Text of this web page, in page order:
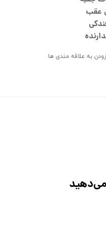
عقب
به علاقه مندی ها
می‌دهید